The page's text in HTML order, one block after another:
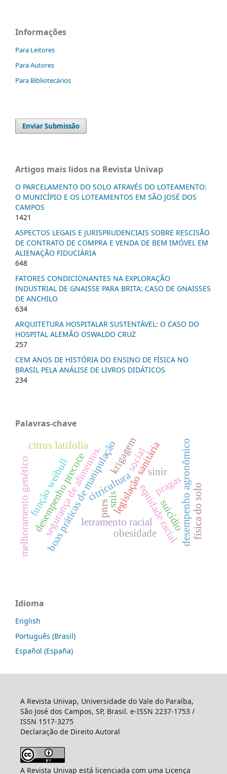
Informações
Para Leitores
Para Autores
Para Bibliotecários
Enviar Submissão
Artigos mais lidos na Revista Univap
O PARCELAMENTO DO SOLO ATRAVÉS DO LOTEAMENTO:
O MUNICÍPIO E OS LOTEAMENTOS EM SÃO JOSÉ DOS
CAMPOS
1421
ASPECTOS LEGAIS E JURISPRUDENCIAIS SOBRE RESCISÃO
DE CONTRATO DE COMPRA E VENDA DE BEM IMÓVEL EM
ALIENAÇÃO FIDUCIÁRIA
648
FATORES CONDICIONANTES NA EXPLORAÇÃO
INDUSTRIAL DE GNAISSE PARA BRITA: CASO DE GNAISSES
DE ANCHILO
634
ARQUITETURA HOSPITALAR SUSTENTÁVEL: O CASO DO
HOSPITAL ALEMÃO OSWALDO CRUZ
257
CEM ANOS DE HISTÓRIA DO ENSINO DE FÍSICA NO
BRASIL PELA ANÁLISE DE LIVROS DIDÁTICOS
234
Palavras-chave
equidade racial
letramento racial
boas práticas de manipulação
segurança de alimentos.legislação sanitária
citrus latifolia
citricultura
desempenho precoce
melhoramento genético desempenho agronômico
pragas
função weibull
obesidade física do solo
krigagem
pnrssnis
sinir
social
suicídio
Idioma
English
Português (Brasil)
Español (España)
A Revista Univap, Universidade do Vale do Paraíba,
São José dos Campos, SP, Brasil. e-ISSN 2237-1753 /
ISSN 1517-3275
Declaração de Direito Autoral
A Revista Univap está licenciada com uma Licença